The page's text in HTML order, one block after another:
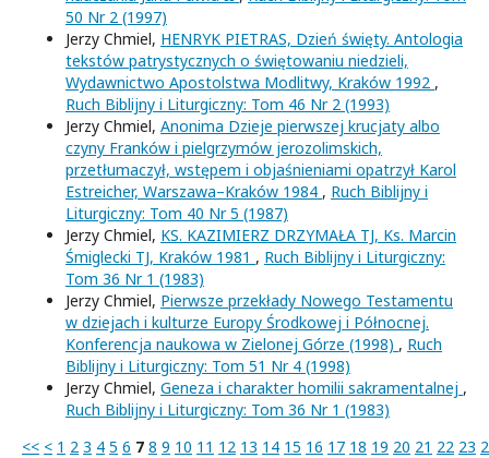
50 Nr 2 (1997)
Jerzy Chmiel, HENRYK PIETRAS, Dzień święty. Antologia
tekstów patrystycznych o świętowaniu niedzieli,
Wydawnictwo Apostolstwa Modlitwy, Kraków 1992 ,
Ruch Biblijny i Liturgiczny: Tom 46 Nr 2 (1993)
Jerzy Chmiel, Anonima Dzieje pierwszej krucjaty albo
czyny Franków i pielgrzymów jerozolimskich,
przetłumaczył, wstępem i objaśnieniami opatrzył Karol
Estreicher, Warszawa–Kraków 1984 , Ruch Biblijny i
Liturgiczny: Tom 40 Nr 5 (1987)
Jerzy Chmiel, KS. KAZIMIERZ DRZYMAŁA TJ, Ks. Marcin
Śmiglecki TJ, Kraków 1981 , Ruch Biblijny i Liturgiczny:
Tom 36 Nr 1 (1983)
Jerzy Chmiel, Pierwsze przekłady Nowego Testamentu
w dziejach i kulturze Europy Środkowej i Północnej.
Konferencja naukowa w Zielonej Górze (1998) , Ruch
Biblijny i Liturgiczny: Tom 51 Nr 4 (1998)
Jerzy Chmiel, Geneza i charakter homilii sakramentalnej ,
Ruch Biblijny i Liturgiczny: Tom 36 Nr 1 (1983)
<< < 1 2 3 4 5 6 7 8 9 10 11 12 13 14 15 16 17 18 19 20 21 22 23